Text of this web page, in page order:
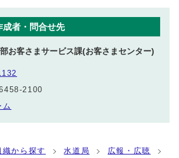
成者・問合せ先
お客さまサービス課(お客さまセンター)
2100
ム
織から探す 水道局
広報・広聴